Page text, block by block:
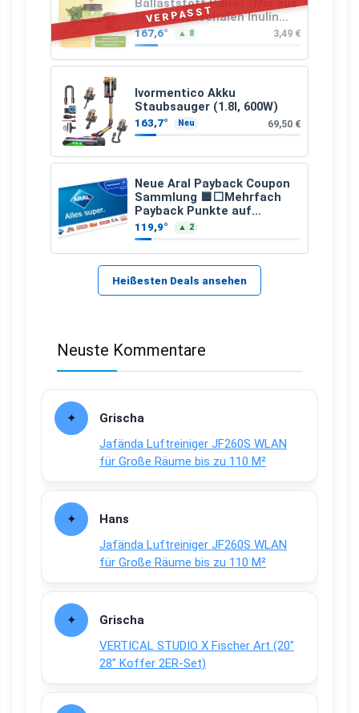
VERPASST
Ballaststoff Pulver (Mix aus
Flohsamenschalen Inulin
(Präbiotika) Leinsamen &
Apfelfaser)
167,6° ▲ 8 3,49 €
Ivormentico Akku
Staubsauger (1.8l, 600W)
163,7° Neu 69,50 €
Neue Aral Payback Coupon
Sammlung 🟦⬜Mehrfach
Payback Punkte auf
Kraftstoffe und Erdgas
119,9° ▲ 2
Heißesten Deals ansehen
Neuste Kommentare
Grischa
Jafända Luftreiniger JF260S WLAN
für Große Räume bis zu 110 M²
Hans
Jafända Luftreiniger JF260S WLAN
für Große Räume bis zu 110 M²
Grischa
VERTICAL STUDIO X Fischer Art (20″
28″ Koffer 2ER-Set)